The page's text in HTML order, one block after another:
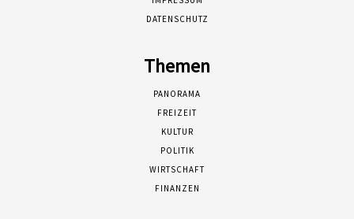
DATENSCHUTZ
Themen
PANORAMA
FREIZEIT
KULTUR
POLITIK
WIRTSCHAFT
FINANZEN